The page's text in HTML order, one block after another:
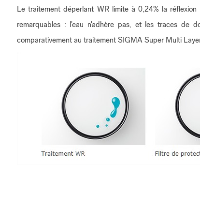
Le traitement déperlant WR limite à 0,24% la
remarquables : l'eau n'adhère pas, et les traces de
comparativement au traitement SIGMA Super Multi